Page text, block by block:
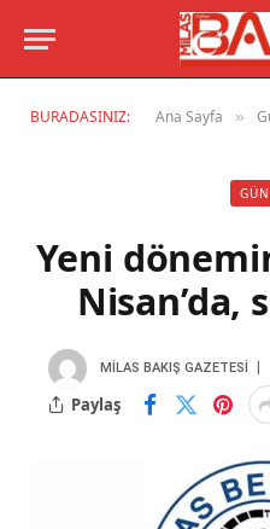
BURADASINIZ: Ana Sayfa »
Yeni
Nisan’da,
MILAS BAKIŞ GAZETESI
Paylaş